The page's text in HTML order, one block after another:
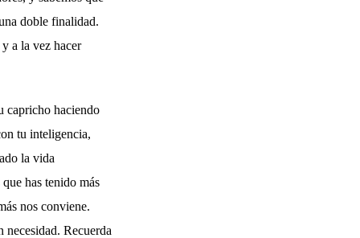
doble finalidad.
a la vez hacer
capricho haciendo
tu inteligencia,
la vida
has tenido más
nos conviene.
necesidad. Recuerda